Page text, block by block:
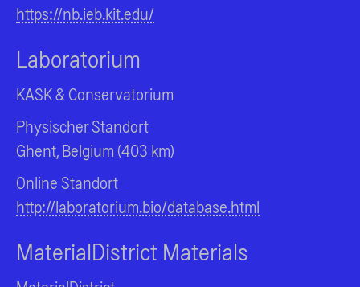
https://nb.ieb.kit.edu/
Laboratorium
KASK & Conservatorium
Physischer Standort
Ghent, Belgium (403 km)
Online Standort
http://laboratorium.bio/database.html
MaterialDistrict Materials